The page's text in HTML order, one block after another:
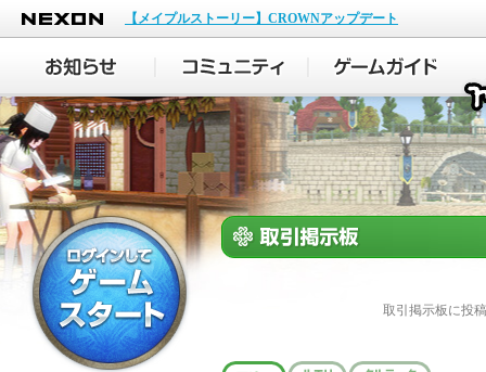
NEXON
【メイプルストーリー】CROWNアップデート
取引掲示板に投